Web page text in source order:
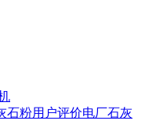
石粉用户评价电厂石灰